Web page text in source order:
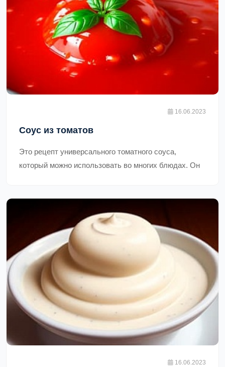
16.06.2023
Соус из томатов
Это рецепт универсального томатного соуса,
который можно использовать во многих блюдах. Он
около 30 минут, а количество порций зависит от того,
как много соуса вы хотите приготовить.,
16.06.2023